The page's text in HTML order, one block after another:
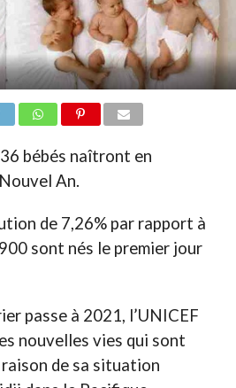
bébés naîtront en
An.
de 7,26% par rapport à
sont nés le premier jour
passe à 2021, l’UNICEF
nouvelles vies qui sont
raison de sa situation